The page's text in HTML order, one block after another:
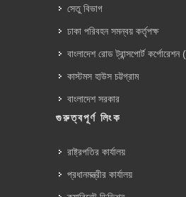
সেতু বিভাগ
ঢাকা পরিবহন সমন্বয় কর্তৃপক্ষ
বাংলাদেশ রোড ট্রান্সপোর্ট কর্পোরেশন
কাস্টমস হাউস চট্টগ্রাম
বাংলাদেশ সরকার
গুরুত্বপূর্ণ লিংক
রাষ্ট্রপতির কার্যালয়
প্রধানমন্ত্রীর কার্যালয়